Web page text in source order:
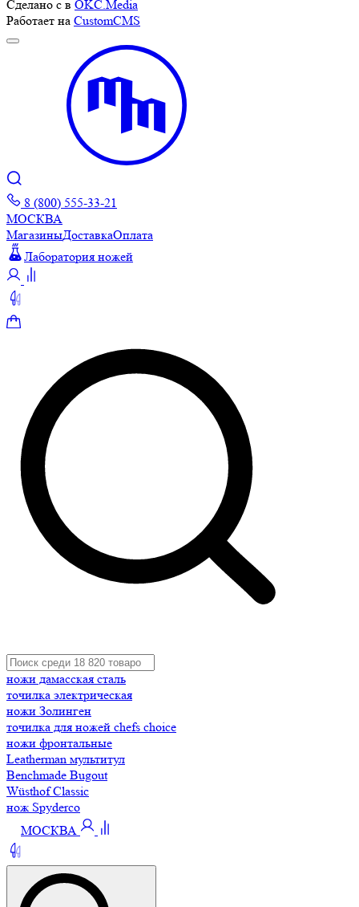
Сделано с в OKC.Media
Работает на CustomCMS
8 (800) 555-33-21
МОСКВА
МагазиныДоставкаОплата
Лаборатория ножей
ножи дамасская сталь
точилка электрическая
ножи Золинген
точилка для ножей chefs choice
ножи фронтальные
Leatherman мультитул
Benchmade Bugout
Wüsthof Classic
нож Spyderco
МОСКВА